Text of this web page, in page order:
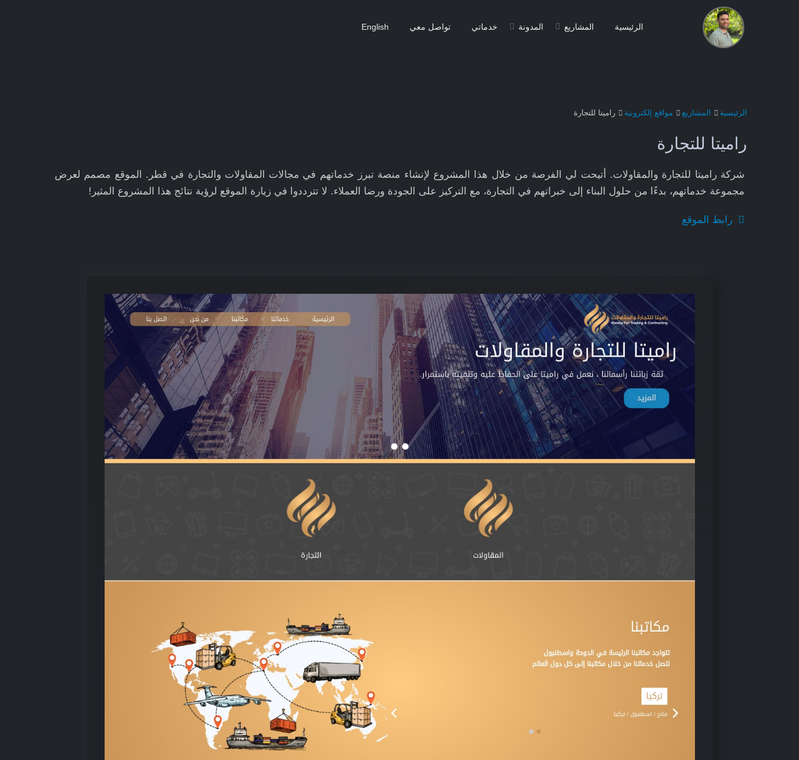
الرئيسية المشاريع المدونة خدماتي تواصل معي English
الرئيسية المشاريع مواقع إلكترونية راميتا للتجارة
راميتا للتجارة
شركة راميتا للتجارة والمقاولات. أتيحت لي الفرصة من خلال هذا المشروع لإنشاء منصة تبرز خدماتهم في مجالات المقاولات والتجارة في قطر. الموقع مصمم لعرض
مجموعة خدماتهم، بدءًا من حلول البناء إلى خبراتهم في التجارة، مع التركيز على الجودة ورضا العملاء. لا تترددوا في زيارة الموقع لرؤية نتائج هذا المشروع المثير!
رابط الموقع